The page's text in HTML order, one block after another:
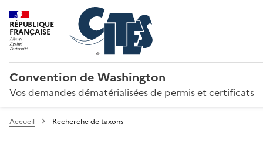
RÉPUBLIQUE
FRANÇAISE
Convention de Washington
Vos demandes dématérialisées de permis et certificats
Accueil Recherche de taxons